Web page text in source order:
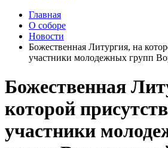
Главная
О соборе
Новости
Божественная Литургия, на
участники молодежных групп
Божественная
которой
участники